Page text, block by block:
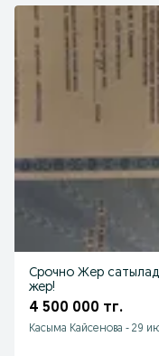
Срочно Жер
жер!
4 500 000 тг.
Касыма Кайсенова - 29